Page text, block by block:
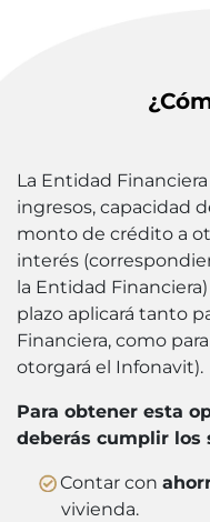
La Entidad
ingresos, capacidad
monto de crédito a
interés
la Entidad
plazo aplicará tanto
Financiera, como
otorgará el Infonavit).
Para obtener esta
deberás cumplir los
Contar con
vivienda.